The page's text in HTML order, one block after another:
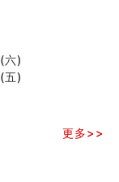
字淺析八）
六)
五)
更多>>